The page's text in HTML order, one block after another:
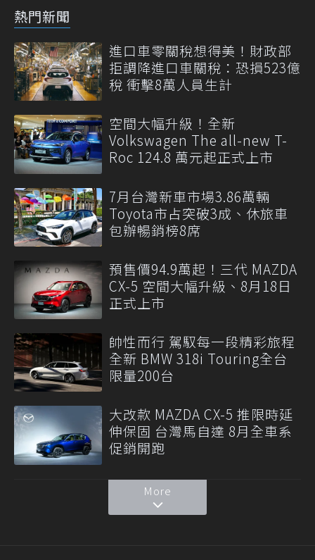
熱門新聞
進口車零關稅想得美！財政部
拒調降進口車關稅：恐損523億
稅 衝擊8萬人員生計
空間大幅升級！全新
Volkswagen The all-new T-
Roc 124.8 萬元起正式上市
7月台灣新車市場3.86萬輛
Toyota市占突破3成、休旅車
包辦暢銷榜8席
預售價94.9萬起！三代 MAZDA
CX-5 空間大幅升級、8月18日
正式上市
帥性而行 駕馭每一段精彩旅程
全新 BMW 318i Touring全台
限量200台
大改款 MAZDA CX-5 推限時延
伸保固 台灣馬自達 8月全車系
促銷開跑
More